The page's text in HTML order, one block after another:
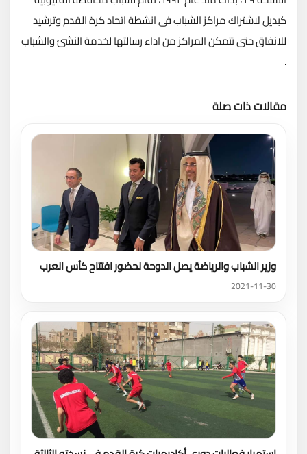
كبديل لاشتراك مراكز الشباب فى انشطة اتحاد كرة القدم وترشيد
للانفاق حتى تتمكن المراكز من اداء رسالتها لخدمة النشئ والشباب
.
مقالات ذات صلة
وزير الشباب والرياضة يصل الدوحة لحضور افتتاح كأس العرب
2021-11-30